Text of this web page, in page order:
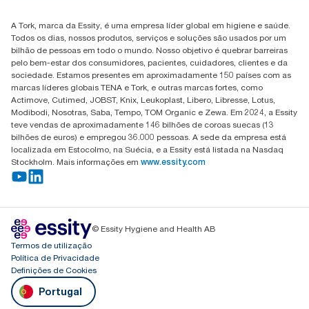
A Tork, marca da Essity, é uma empresa líder global em higiene e saúde.
Todos os dias, nossos produtos, serviços e soluções são usados por um
bilhão de pessoas em todo o mundo. Nosso objetivo é quebrar barreiras
pelo bem-estar dos consumidores, pacientes, cuidadores, clientes e da
sociedade. Estamos presentes em aproximadamente 150 países com as
marcas líderes globais TENA e Tork, e outras marcas fortes, como
Actimove, Cutimed, JOBST, Knix, Leukoplast, Libero, Libresse, Lotus,
Modibodi, Nosotras, Saba, Tempo, TOM Organic e Zewa. Em 2024, a Essity
teve vendas de aproximadamente 146 bilhões de coroas suecas (13
bilhões de euros) e empregou 36.000 pessoas. A sede da empresa está
localizada em Estocolmo, na Suécia, e a Essity está listada na Nasdaq
Stockholm. Mais informações em www.essity.com
© Essity Hygiene and Health AB
Termos de utilização
Política de Privacidade
Definições de Cookies
Portugal